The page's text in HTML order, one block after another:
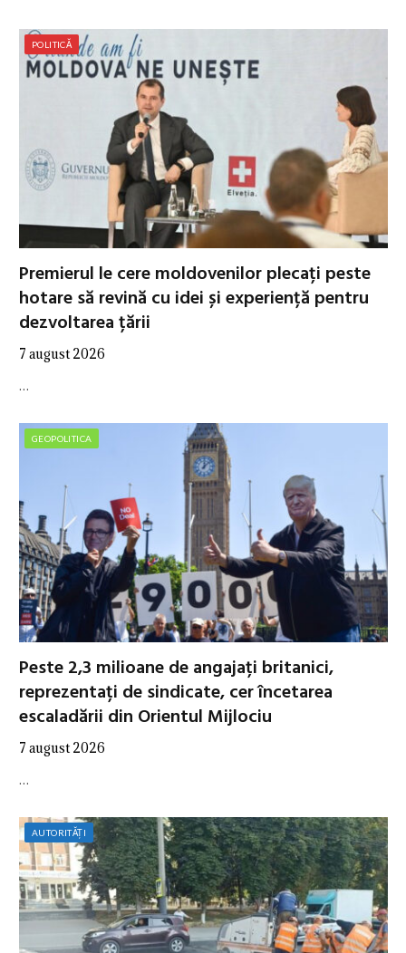
POLITICĂ
Premierul le cere moldovenilor plecați peste
hotare să revină cu idei și experiență pentru
dezvoltarea țării
7 august 2026
…
GEOPOLITICA
Peste 2,3 milioane de angajați britanici,
reprezentați de sindicate, cer încetarea
escaladării din Orientul Mijlociu
7 august 2026
…
AUTORITĂȚI